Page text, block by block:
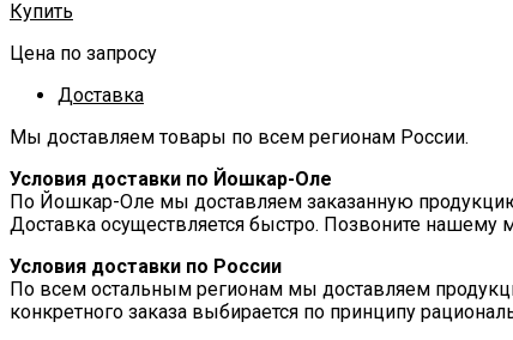
Купить
Цена по запросу
Доставка
Мы доставляем товары по всем регионам России.
Условия доставки по Йошкар-Оле
По Йошкар-Оле мы доставляем заказанную
Доставка осуществляется быстро. Позвоните нашему
Условия доставки по России
По всем остальным регионам мы доставляем
конкретного заказа выбирается по принципу